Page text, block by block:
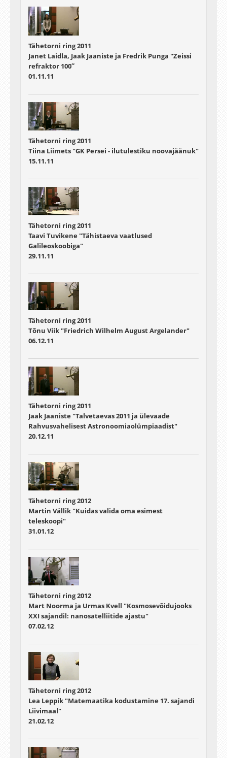
Tähetorni ring 2011
Janet Laidla, Jaak Jaaniste ja Fredrik Punga "Zeissi
refraktor 100″
01.11.11
Tähetorni ring 2011
Tiina Liimets "GK Persei - ilutulestiku noovajäänuk"
15.11.11
Tähetorni ring 2011
Taavi Tuvikene "Tähistaeva vaatlused
Galileoskoobiga"
29.11.11
Tähetorni ring 2011
Tõnu Viik "Friedrich Wilhelm August Argelander"
06.12.11
Tähetorni ring 2011
Jaak Jaaniste "Talvetaevas 2011 ja ülevaade
Rahvusvahelisest Astronoomiaolümpiaadist"
20.12.11
Tähetorni ring 2012
Martin Vällik "Kuidas valida oma esimest
teleskoopi"
31.01.12
Tähetorni ring 2012
Mart Noorma ja Urmas Kvell "Kosmosevõidujooks
XXI sajandil: nanosatelliitide ajastu"
07.02.12
Tähetorni ring 2012
Lea Leppik "Matemaatika kodustamine 17. sajandi
Liivimaal"
21.02.12